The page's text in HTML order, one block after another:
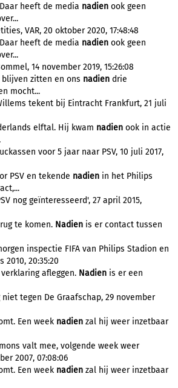
heeft de media nadien ook geen
VAR, 20 oktober 2020, 17:48:48
heeft de media nadien ook geen
14 november 2019, 15:26:08
blijven zitten en ons nadien drie
mocht...
tekent bij Eintracht Frankfurt, 21 juli
elftal. Hij kwam nadien ook in actie
voor 5 jaar naar PSV, 10 juli 2017,
PSV en tekende nadien in het Philips
nog geïnteresseerd', 27 april 2015,
te komen. Nadien is er contact tussen
inspectie FIFA van Philips Stadion en
2010, 20:35:20
afleggen. Nadien is er een
tegen De Graafschap, 29 november
Een week nadien zal hij weer inzetbaar
valt mee, volgende week weer
2007, 07:08:06
Een week nadien zal hij weer inzetbaar